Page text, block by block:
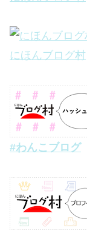
にほんブログ村
#わんこブログ